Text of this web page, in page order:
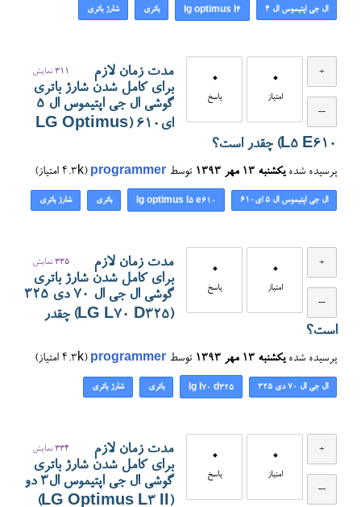
ال جی اپتیموس ال ۴ lg optimus l4 باتری شارژ باتری
0
امتیاز
0
پاسخ
311 نمایش
مدت زمان لازم
برای کامل شدن شارژ باتری
گوشی ال جی اپتیموس ال ۵
ای۶۱۰ (LG Optimus
L5 E610) چقدر است؟
پرسیده شده یکشنبه ۱۳ مهر ۱۳۹۳ توسط programmer
(
4.3k امتیاز)
ال جی اپتیموس ال ۵ ای۶۱۰ lg optimus l5 e610 باتری شارژ باتری
0
امتیاز
0
پاسخ
335 نمایش
مدت زمان لازم
برای کامل شدن شارژ باتری
گوشی ال جی ال 70 دی ۳۲۵
(LG L70 D325) چقدر
است؟
پرسیده شده یکشنبه ۱۳ مهر ۱۳۹۳ توسط programmer
(
4.3k امتیاز)
ال جی ال 70 دی ۳۲۵ lg l70 d325 باتری شارژ باتری
0
امتیاز
0
پاسخ
334 نمایش
مدت زمان لازم
برای کامل شدن شارژ باتری
گوشی ال جی اپتیموس ال۳ دو
(LG Optimus L3 II)